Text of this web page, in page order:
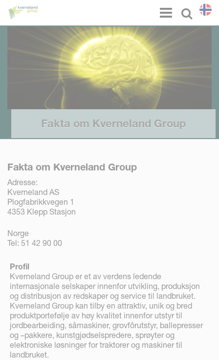
Select
Menu
Fakta om Kverneland Group
Fakta om Kverneland Group
Adresse:
Kverneland AS
Plogfabrikkvegen 1
4353 Klepp Stasjon
Norge
Tel: 51 42 90 00
Profil
Kverneland Group er et av verdens ledende
internasjonale selskaper innenfor utvikling, produksjon
og distribusjon av redskaper og service til landbruket.
Kverneland Group kan tilby en attraktiv, unik og bred
produktportefølje av høy kvalitet innenfor utstyr til
jordbearbeiding, såmaskiner, grovfôrutstyr, ballepresser
og –pakkere, kunstgjødselspredere, sprøyter og
elektroniske løsninger for traktorer og maskiner til
landbruket.
Panel for informasjonskapsler